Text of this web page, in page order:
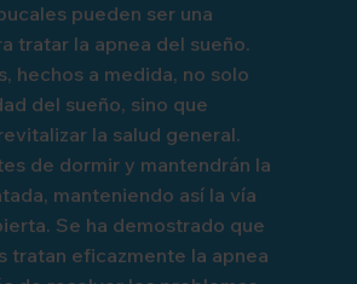
pueden ser una
tratar la apnea del sueño.
hechos a medida, no solo
del sueño, sino que
la salud general.
de dormir y mantendrán la
manteniendo así la vía
Se ha demostrado que
tratan eficazmente la apnea